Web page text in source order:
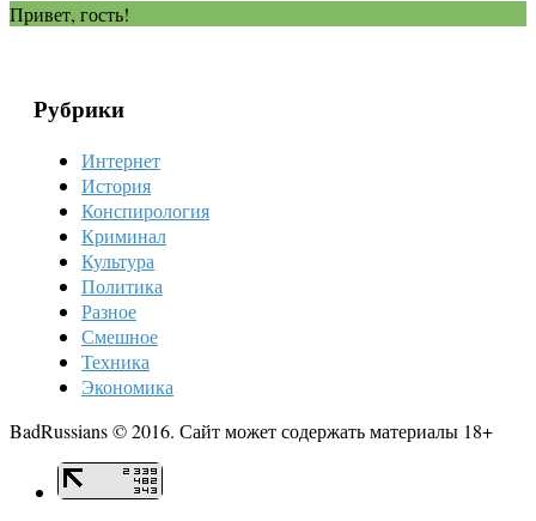
Привет, гость!
Рубрики
Интернет
История
Конспирология
Криминал
Культура
Политика
Разное
Смешное
Техника
Экономика
BadRussians © 2016. Сайт может содержать материалы 18+